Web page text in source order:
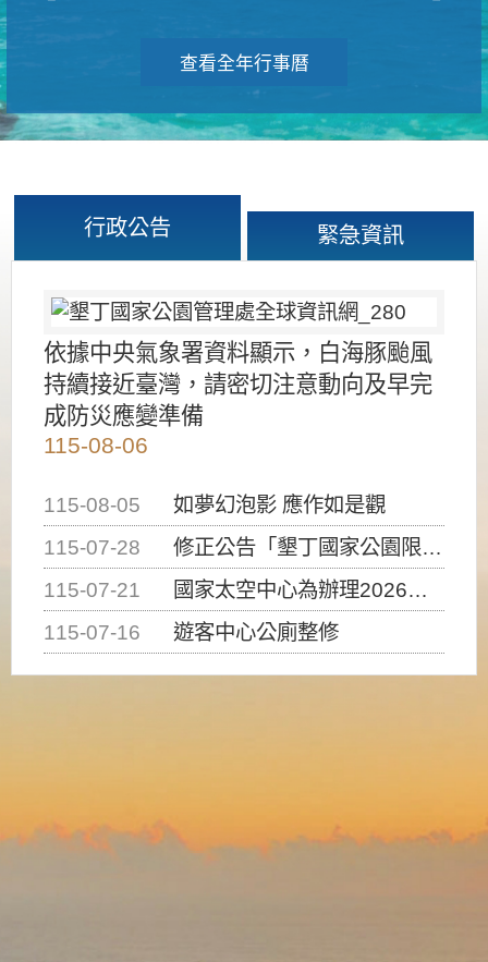
查看全年行事曆
行政公告 緊急資訊
依據中央氣象署資料顯示，白海豚颱風
持續接近臺灣，請密切注意動向及早完
成防災應變準備
115-08-06
115-08-05
如夢幻泡影 應作如是觀
115-07-28
修正公告「墾丁國家公園限制水域遊憩活動之種類、範圍、時間及行為」，自即日生效。
115-07-21
國家太空中心為辦理2026台灣盃火箭競賽，陸、海、空域警戒及協調相關事宜，因颱風備案事宜
115-07-16
遊客中心公廁整修